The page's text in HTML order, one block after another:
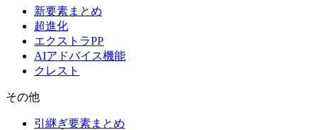
新要素まとめ
超進化
エクストラPP
AIアドバイス機能
クレスト
その他
引継ぎ要素まとめ